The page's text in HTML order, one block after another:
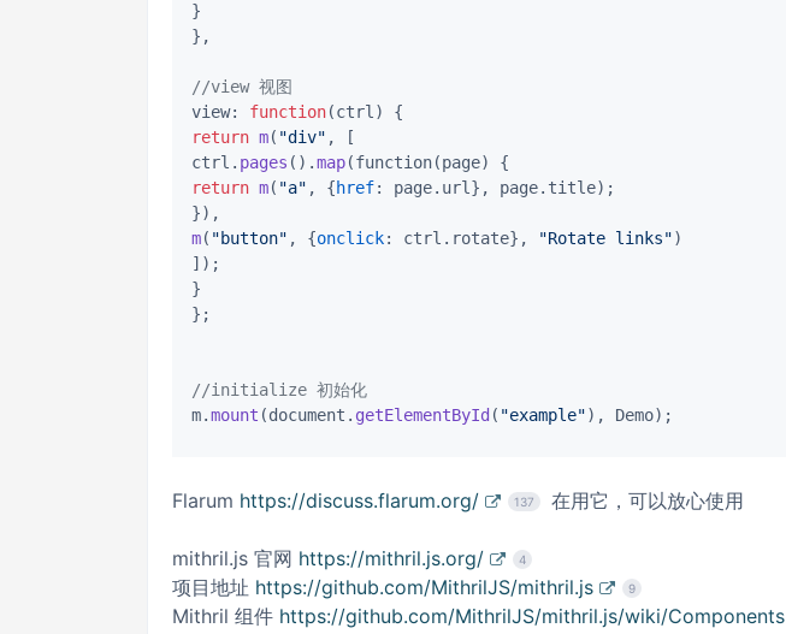
}
},
//view 视图
view: function(ctrl)
return m( "div" , [
ctrl. pages ().map
return m( "a" , {href: page.url}, page.title);
m( "button" , {onclick: ctrl.rotate}, "Rotate links")
]);
}
};
//initialize 初始化
m.mount (document. getElementById ( "example"
Flarum https://discuss.flarum.org/ 137 在用它，可以放心使用
mithril.js 官网 https://mithril.js.org/ 4
项目地址 https://github.com/MithrilJS/mithril.js 9
Mithril 组件 https://github.com/MithrilJS/mithril.js/wiki/Components